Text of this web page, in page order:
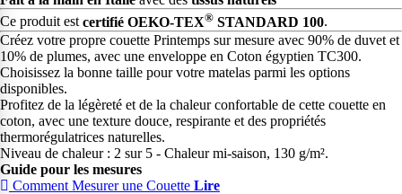
Ce produit estcertifié OEKO-TEX® STANDARD 100.
Créez votre propre couette Printemps sur mesure avec 90% de duvet et
10% de plumes, avec une enveloppe en Coton égyptien TC300.
Choisissez la bonne taille pour votre matelas parmi les options
disponibles.
Profitez de la légèreté et de la chaleur confortable de cette couette en
coton, avec une texture douce, respirante et des propriétés
thermorégulatrices naturelles.
Niveau de chaleur : 2 sur 5 - Chaleur mi-saison, 130 g/m².
Guide pour les mesures
Comment Mesurer une Couette Lire